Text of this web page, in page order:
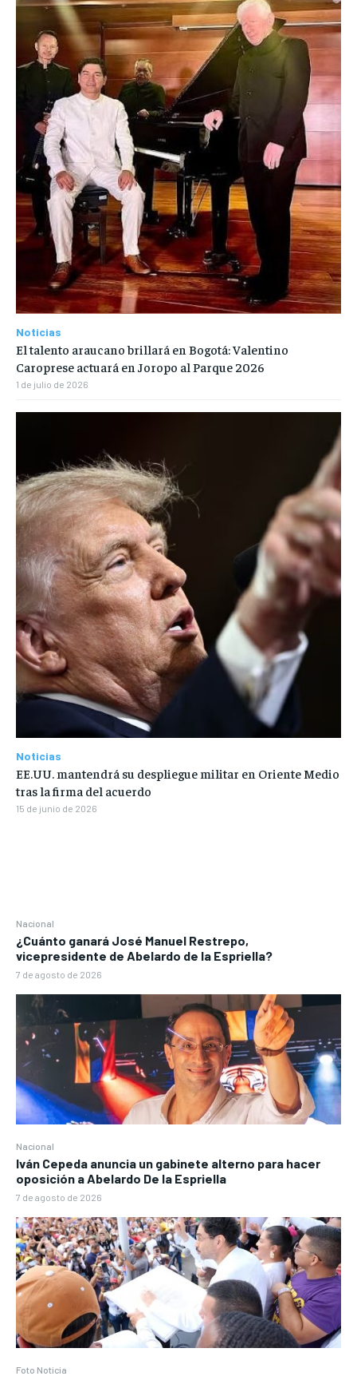
Nacional
¿Cuánto ganará José Manuel Restrepo,
vicepresidente de Abelardo de la Espriella?
7 de agosto de 2026
Nacional
Iván Cepeda anuncia un gabinete alterno para hacer
oposición a Abelardo De la Espriella
7 de agosto de 2026
Foto Noticia
Noticias
El talento araucano brillará en Bogotá: Valentino
Caroprese actuará en Joropo al Parque 2026
1 de julio de 2026
Noticias
EE.UU. mantendrá su despliegue militar en Oriente Medio
tras la firma del acuerdo
15 de junio de 2026